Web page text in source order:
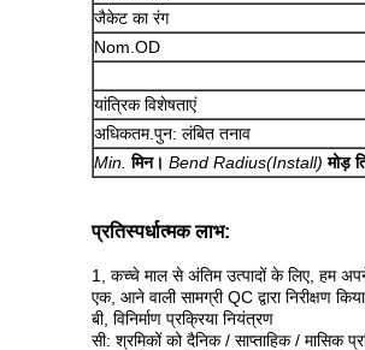
जैकेट का रंग
Nom.OD
यांत्रिक विशेषताएं
अधिकतम.पुन: लंबित तनाव
Min. मिन। Bend Radius(Install) मोड़
प्रतिस्पर्धात्मक लाभ:
1, कच्चे माल से अंतिम उत्पादों के लिए, हम
एक, आने वाली सामग्री QC द्वारा निरीक्षण
बी, विनिर्माण प्रक्रिया नियंत्रण
सी: श्रमिकों को दैनिक / साप्ताहिक / मासिक